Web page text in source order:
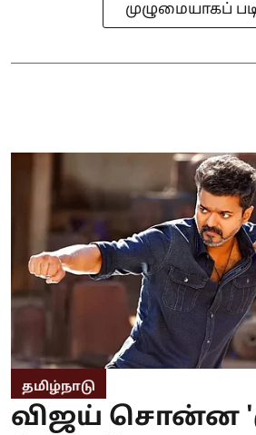
முழுமையாகப்
தமிழ்நாடு
விஜய் சொன்ன